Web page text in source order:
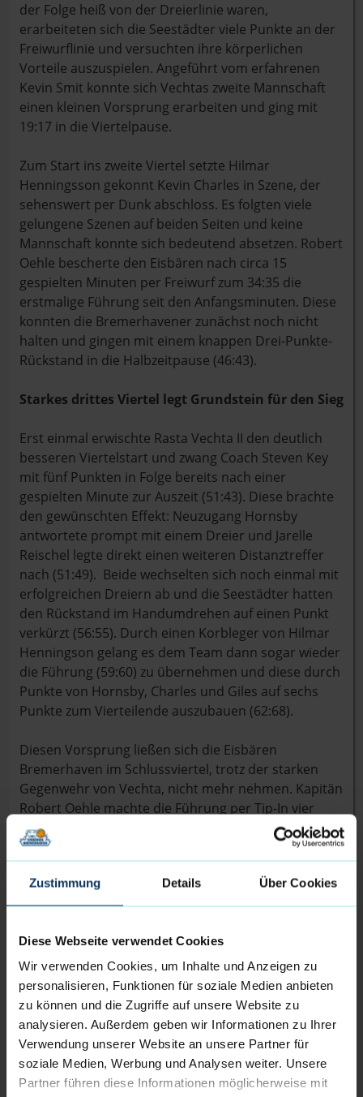
Zustimmung Details Über Cookies
Diese Webseite verwendet Cookies
Wir verwenden Cookies, um Inhalte und Anzeigen zu
personalisieren, Funktionen für soziale Medien anbieten
zu können und die Zugriffe auf unsere Website zu
analysieren. Außerdem geben wir Informationen zu Ihrer
Verwendung unserer Website an unsere Partner für
soziale Medien, Werbung und Analysen weiter. Unsere
Partner führen diese Informationen möglicherweise mit
der Folge heiß von der Dreierlinie waren,
erarbeiteten sich die Seestädter viele Punkte an der
Freiwurflinie und versuchten ihre körperlichen
Vorteile auszuspielen. Angeführt vom erfahrenen
Kevin Smit konnte sich Vechtas zweite Mannschaft
einen kleinen Vorsprung erarbeiten und ging mit
19:17 in die Viertelpause.
Zum Start ins zweite Viertel setzte Hilmar
Henningsson gekonnt Kevin Charles in Szene, der
sehenswert per Dunk abschloss. Es folgten viele
gelungene Szenen auf beiden Seiten und keine
Mannschaft konnte sich bedeutend absetzen. Robert
Oehle bescherte den Eisbären nach circa 15
gespielten Minuten per Freiwurf zum 34:35 die
erstmalige Führung seit den Anfangsminuten. Diese
konnten die Bremerhavener zunächst noch nicht
halten und gingen mit einem knappen Drei-Punkte-
Rückstand in die Halbzeitpause (46:43).
Starkes drittes Viertel legt Grundstein für den Sieg
Erst einmal erwischte Rasta Vechta II den deutlich
besseren Viertelstart und zwang Coach Steven Key
mit fünf Punkten in Folge bereits nach einer
gespielten Minute zur Auszeit (51:43). Diese brachte
den gewünschten Effekt: Neuzugang Hornsby
antwortete prompt mit einem Dreier und Jarelle
Reischel legte direkt einen weiteren Distanztreffer
nach (51:49). Beide wechselten sich noch einmal mit
erfolgreichen Dreiern ab und die Seestädter hatten
den Rückstand im Handumdrehen auf einen Punkt
verkürzt (56:55). Durch einen Korbleger von Hilmar
Henningson gelang es dem Team dann sogar wieder
die Führung (59:60) zu übernehmen und diese durch
Punkte von Hornsby, Charles und Giles auf sechs
Punkte zum Vierteilende auszubauen (62:68).
Diesen Vorsprung ließen sich die Eisbären
Bremerhaven im Schlussviertel, trotz der starken
Gegenwehr von Vechta, nicht mehr nehmen. Kapitän
Robert Oehle machte die Führung per Tip-In vier
Minuten vor Spielende zum ersten Mal zweistellig
(72:82), ehe das heute überragende Duo Reischel
und Hornsby die letzten neun Eisbären-Punkte
erzielte und dem Team den ersten Auswärtssieg und
damit sehr wichtigen zweiten Saisonsieg sicherte.
Dementsprechend erleichtert war Head Coach
Steven Key nach dem Spiel: „Es war heute ein sehr
umkämpftes Spiel. Wir sind bis zum Ende
drangeblieben und konnten so diesen wichtigen Sieg
mitnehmen. Nick hat sehr gut in unser Team
gefunden und war eine Bereicherung für unser Spiel.
Vechta hat eine starke junge Mannschaft, die sicher
noch einige Saisonsiege einfahren wird. Wir müssen